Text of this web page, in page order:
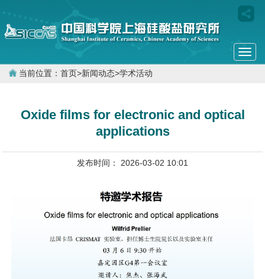
当前位置： 首页>新闻动态>学术活动
Oxide films for electronic and optical
applications
发布时间： 2026-03-02 10:01